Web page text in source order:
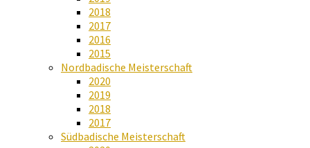
2018
2017
2016
2015
Nordbadische Meisterschaft
2020
2019
2018
2017
Südbadische Meisterschaft